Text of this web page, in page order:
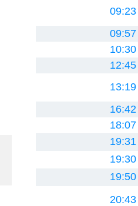
09:23
09:57
10:30
12:45
13:19
16:42
18:07
19:31
19:30
19:50
20:43